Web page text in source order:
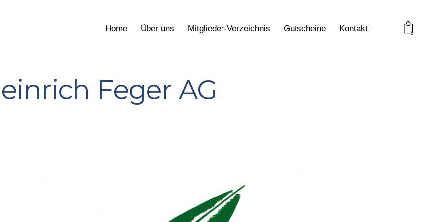
Home Über uns Mitglieder-Verzeichnis Gutscheine Kontakt 0
Feger AG